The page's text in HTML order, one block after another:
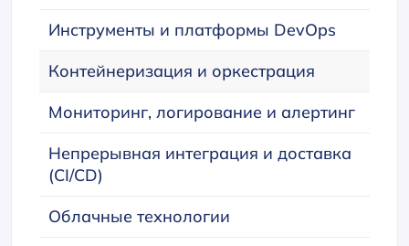
Инструменты и платформы DevOps
Контейнеризация и оркестрация
Мониторинг, логирование и алертинг
Непрерывная интеграция и доставка
(CI/CD)
Облачные технологии